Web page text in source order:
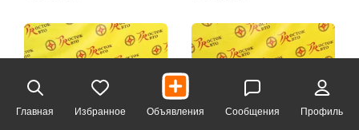
Главная Избранное Объявления Сообщения Профиль